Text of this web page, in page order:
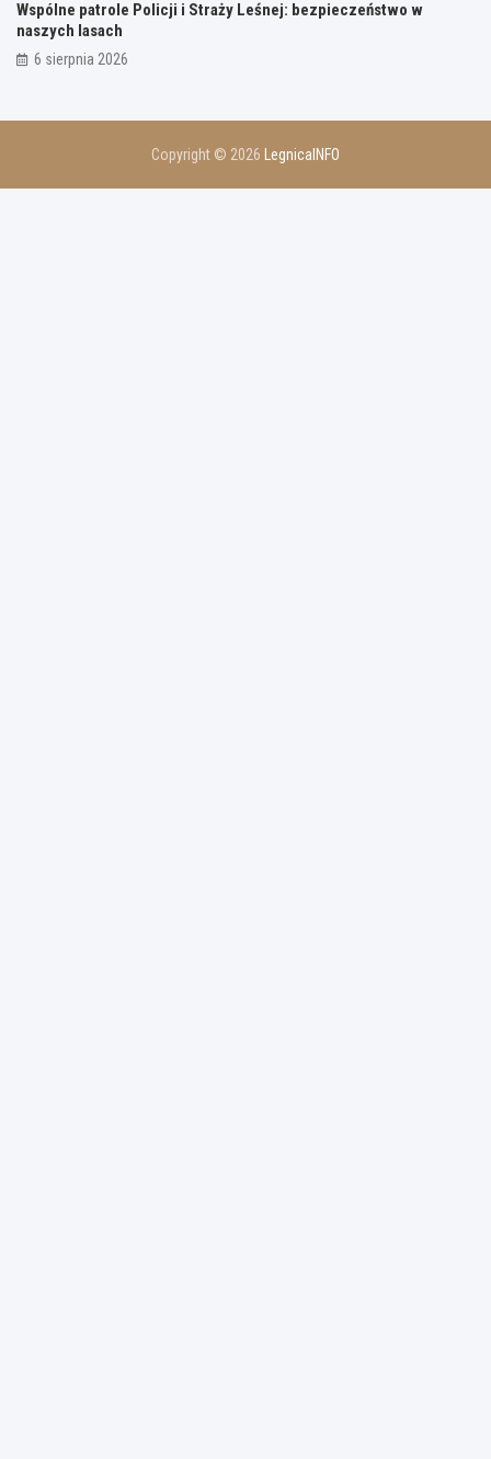
Wspólne patrole Policji i Straży Leśnej: bezpieczeństwo w
naszych lasach
6 sierpnia 2026
Copyright © 2026 LegnicaINFO